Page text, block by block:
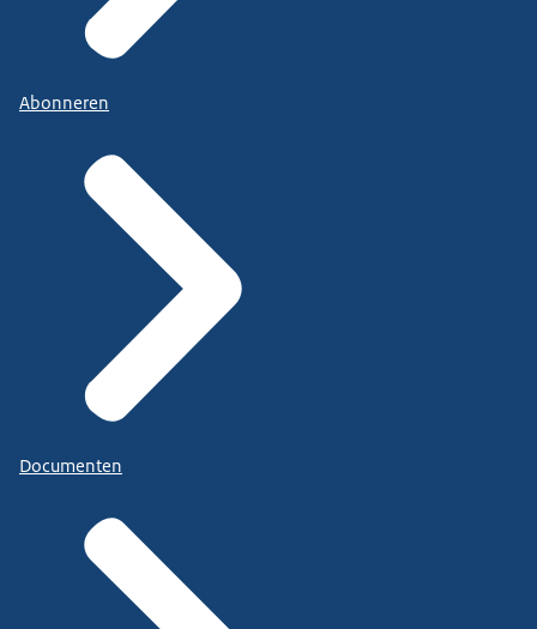
Abonneren
Documenten